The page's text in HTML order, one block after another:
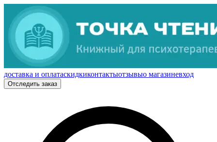
доставка и оплатаскидкиконтактыотзывыо магазиневход
Отследить заказ